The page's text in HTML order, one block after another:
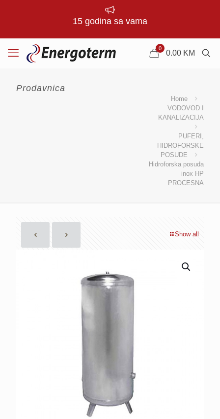
15 godina sa vama
0
0.00 KM
Prodavnica
Home
VODOVOD I
KANALIZACIJA
PUFERI,
HIDROFORSKE
POSUDE
Hidroforska posuda
inox HP
PROCESNA
Show all